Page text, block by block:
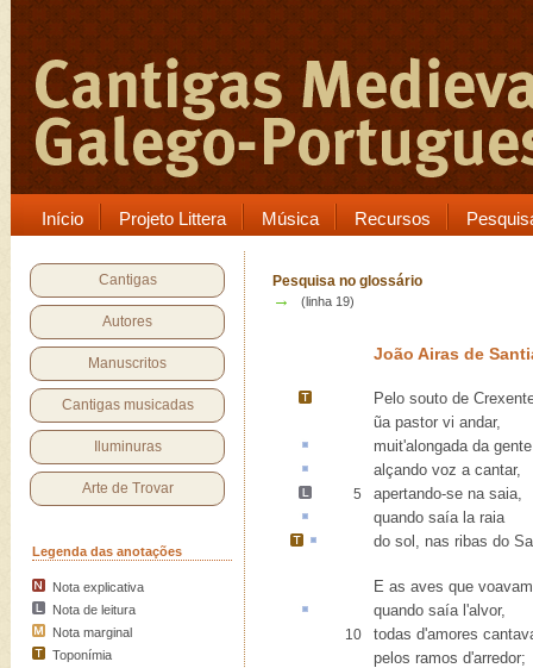
Início Projeto Littera Música Recursos
Cantigas
Autores
Manuscritos
Cantigas musicadas
Iluminuras
Arte de Trovar
Legenda das anotações
Nota explicativa
Nota de leitura
Nota marginal
Toponímia
Pesquisa no glossário
→ (linha 19)
João Airas de
Pelo souto de
ũa pastor vi andar,
muit'alongadada
alçando voz a cantar,
5 apertando-se na saia,
quando saía la raia
do sol, nas ribas do
E as aves que
quando saía l'alvor,
10
todas d'amores
pelos ramos d'arredor;